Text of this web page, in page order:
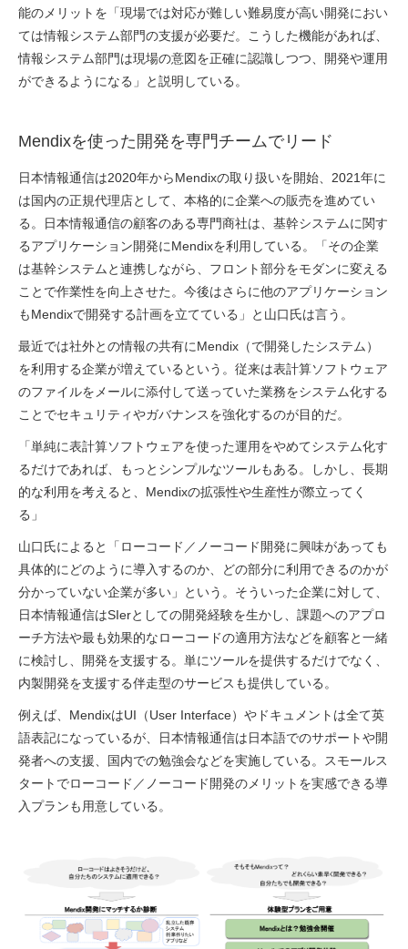
能のメリットを「現場では対応が難しい難易度が高い開発におい
ては情報システム部門の支援が必要だ。こうした機能があれば、
情報システム部門は現場の意図を正確に認識しつつ、開発や運用
ができるようになる」と説明している。
Mendixを使った開発を専門チームでリード
日本情報通信は2020年からMendixの取り扱いを開始、2021年に
は国内の正規代理店として、本格的に企業への販売を進めてい
る。日本情報通信の顧客のある専門商社は、基幹システムに関す
るアプリケーション開発にMendixを利用している。「その企業
は基幹システムと連携しながら、フロント部分をモダンに変える
ことで作業性を向上させた。今後はさらに他のアプリケーション
もMendixで開発する計画を立てている」と山口氏は言う。
最近では社外との情報の共有にMendix（で開発したシステム）
を利用する企業が増えているという。従来は表計算ソフトウェア
のファイルをメールに添付して送っていた業務をシステム化する
ことでセキュリティやガバナンスを強化するのが目的だ。
「単純に表計算ソフトウェアを使った運用をやめてシステム化す
るだけであれば、もっとシンプルなツールもある。しかし、長期
的な利用を考えると、Mendixの拡張性や生産性が際立ってく
る」
山口氏によると「ローコード／ノーコード開発に興味があっても
具体的にどのように導入するのか、どの部分に利用できるのかが
分かっていない企業が多い」という。そういった企業に対して、
日本情報通信はSIerとしての開発経験を生かし、課題へのアプロ
ーチ方法や最も効果的なローコードの適用方法などを顧客と一緒
に検討し、開発を支援する。単にツールを提供するだけでなく、
内製開発を支援する伴走型のサービスも提供している。
例えば、MendixはUI（User Interface）やドキュメントは全て英
語表記になっているが、日本情報通信は日本語でのサポートや開
発者への支援、国内での勉強会などを実施している。スモールス
タートでローコード／ノーコード開発のメリットを実感できる導
入プランも用意している。